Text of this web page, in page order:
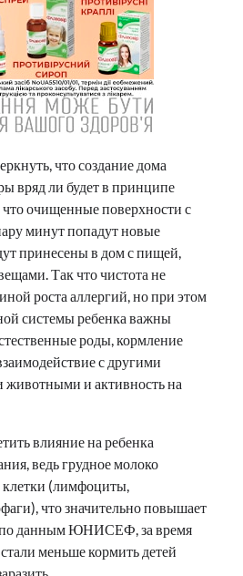
что создание дома
вряд ли будет в принципе
очищенные поверхности с
минут попадут новые
принесены в дом с пищей,
Так что чистота не
роста аллергий, но при этом
системы ребенка важны
роды, кормление
с другими
и активность на
влияние на ребенка
ведь грудное молоко
(лимфоциты,
что значительно повышает
по данным ЮНИСЕФ, за время
меньше кормить детей